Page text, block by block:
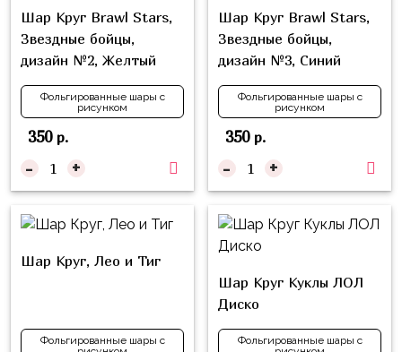
Шар Круг Brawl Stars,
Звездные бойцы,
дизайн №2, Желтый
Фольгированные шары с
рисунком
350р.
- +
Шар Круг Brawl Stars,
Звездные бойцы,
дизайн №3, Синий
Фольгированные шары с
рисунком
350р.
- +
Шар Круг, Лео и Тиг
Фольгированные шары с
Шар Круг Куклы ЛОЛ
Диско
Фольгированные шары с
Фольга
91
см
Фольгированные
шары
с
рисунком
Фольгированные
фигуры
композиции
Цифры
Девичник
Свадьба
Мальчик
или
Девочка
Грузовичок
Лёва
Пеппа
Смешарики/
Холодное
Сердце
Маленький
Боб
62/2